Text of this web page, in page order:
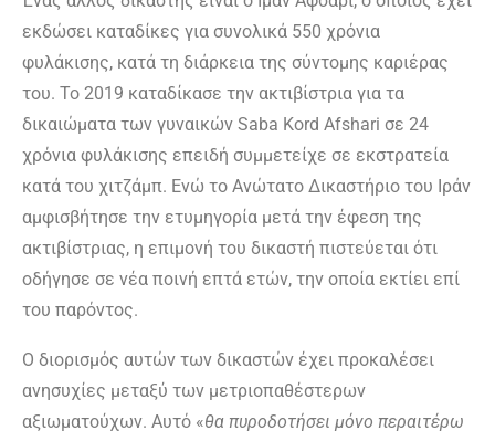
εκδώσει καταδίκες για συνολικά 550 χρόνια
φυλάκισης, κατά τη διάρκεια της σύντομης καριέρας
του. Το 2019 καταδίκασε την ακτιβίστρια για τα
δικαιώματα των γυναικών Saba Kord Afshari σε 24
χρόνια φυλάκισης επειδή συμμετείχε σε εκστρατεία
κατά του χιτζάμπ. Ενώ το Ανώτατο Δικαστήριο του Ιράν
αμφισβήτησε την ετυμηγορία μετά την έφεση της
ακτιβίστριας, η επιμονή του δικαστή πιστεύεται ότι
οδήγησε σε νέα ποινή επτά ετών, την οποία εκτίει επί
του παρόντος.
Ο διορισμός αυτών των δικαστών έχει προκαλέσει
ανησυχίες μεταξύ των μετριοπαθέστερων
αξιωματούχων. Αυτό «θα πυροδοτήσει μόνο περαιτέρω